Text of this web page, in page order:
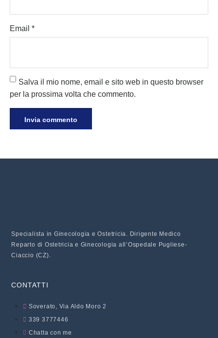
Email *
Salva il mio nome, email e sito web in questo browser
per la prossima volta che commento.
Specialista in Ginecologia e Ostetricia. Dirigente Medico
Reparto di Ostetricia e Ginecologia all’Ospedale Pugliese-
Ciaccio (CZ).
CONTATTI
Soverato, Via Aldo Moro 2
339 3777446
Chatta con me